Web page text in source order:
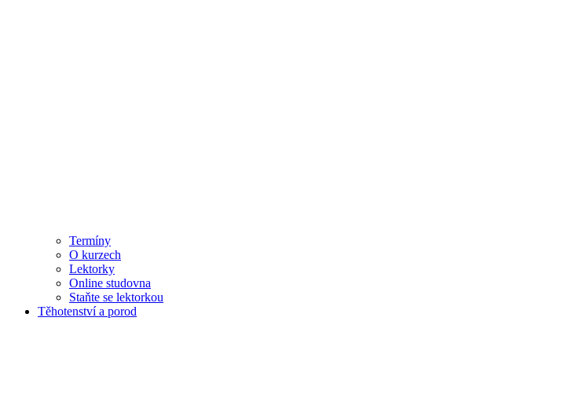
Termíny
O kurzech
Lektorky
Online studovna
Staňte se lektorkou
Těhotenství a porod